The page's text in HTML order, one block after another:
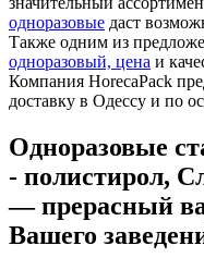
одноразовые даст
Также одним из
одноразовый, цена и
Компания HorecaPack
доставку в Одессу и по
Одноразовые
- полистирол,
— прерасный
Вашего